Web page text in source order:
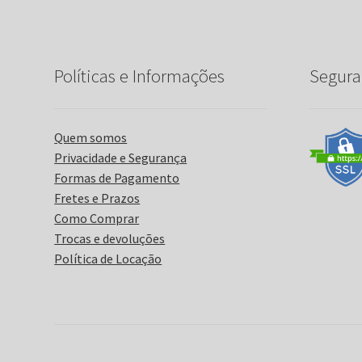
Políticas e Informações
Quem somos
Privacidade e Segurança
Formas de Pagamento
Fretes e Prazos
Como Comprar
Trocas e devoluções
Política de Locação